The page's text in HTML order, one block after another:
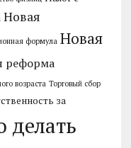
Новая
формула Новая
реформа
возраста Торговый сбор
за
делать